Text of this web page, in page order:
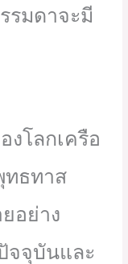
รมดาจะมี
โลกเครือ
ทธทาส
อย่าง
จจุบันและ